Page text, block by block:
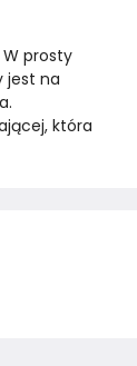
prosty
jest na
która